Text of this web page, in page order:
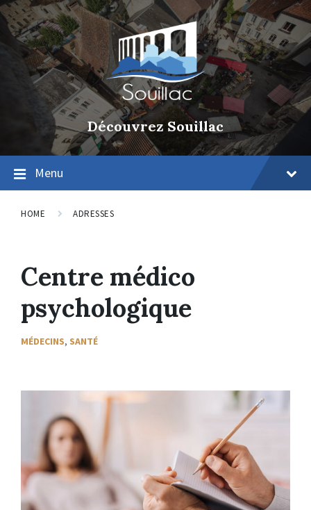
Découvrez Souillac
Menu
HOME ADRESSES
Centre médico
psychologique
MÉDECINS, SANTÉ